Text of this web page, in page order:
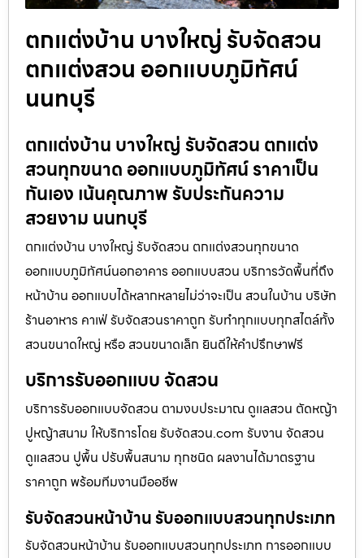
ตกแต่งบ้าน บางใหญ่ รับจัดสวน
ตกแต่งสวน ออกแบบภูมิทัศน์
นนทบุรี
ตกแต่งบ้าน บางใหญ่ รับจัดสวน ตกแต่ง
สวนทุกขนาด ออกแบบภูมิทัศน์ ราคาเป็น
กันเอง เน้นคุณภาพ รับประกันความ
สวยงาม นนทบุรี
ตกแต่งบ้าน บางใหญ่ รับจัดสวน ตกแต่งสวนทุกขนาด
ออกแบบภูมิทัศน์นอกอาคาร ออกแบบสวน บริการวัดพื้นที่ถึง
หน้าบ้าน ออกแบบได้หลากหลายไม่ว่าจะเป็น สวนในบ้าน บริษัท
ร้านอาหาร คาเฟ่ รับจัดสวนราคาถูก รับทำทุกแบบทุกสไตล์ทั้ง
สวนขนาดใหญ่ หรือ สวนขนาดเล็ก ยินดีให้คำปรึกษาฟรี
บริการรับออกแบบ จัดสวน
บริการรับออกแบบจัดสวน ตามงบประมาณ ดูเเลสวน ตัดหญ้า
ปูหญ้าสนาม ให้บริการโดย รับจัดสวน.com รับงาน จัดสวน
ดูแลสวน ปูพื้น ปรับพื้นสนาม ทุกชนิด ผลงานได้มาตรฐาน
ราคาถูก พร้อมทีมงานมืออชีพ
รับจัดสวนหน้าบ้าน รับออกแบบสวนทุกประเภท
รับจัดสวนหน้าบ้าน รับออกแบบสวนทุกประเภท การออกแบบ